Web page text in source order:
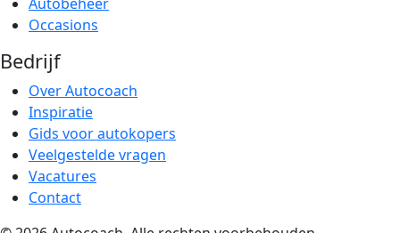
Autobeheer
Occasions
Bedrijf
Over Autocoach
Inspiratie
Gids voor autokopers
Veelgestelde vragen
Vacatures
Contact